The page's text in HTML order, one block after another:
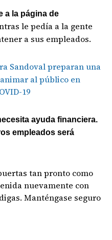
a la página de
le pedía a la gente
a sus empleados.
Sandoval preparan una
al público en
19
ayuda financiera.
empleados será
tan pronto como
nuevamente con
Manténgase seguro